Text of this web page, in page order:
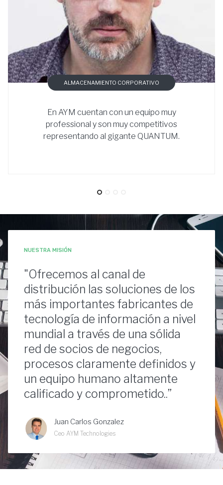
ALMACENAMIENTO CORPORATIVO
En AYM cuentan con un equipo muy
professional y son muy competitivos
representando al gigante QUANTUM.
NUESTRA MISIÓN
"Ofrecemos al canal de
distribución las soluciones de los
más importantes fabricantes de
tecnología de información a nivel
mundial a través de una sólida
red de socios de negocios,
procesos claramente definidos y
un equipo humano altamente
calificado y comprometido..”
Juan Carlos Gonzalez
Ceo AYM Technologies